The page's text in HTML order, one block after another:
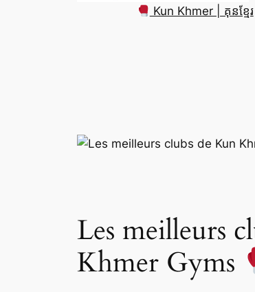
Kun Khmer | គុនខ្មែរ
Les meilleurs
Khmer Gyms